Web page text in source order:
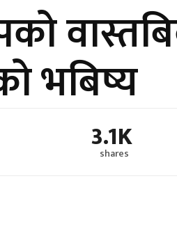
भबिष्य
3.1K
shares